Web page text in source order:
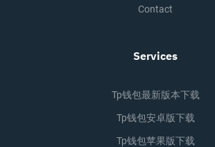
Contact
Services
Tp钱包最新版本下载
Tp钱包安卓版下载
Tp钱包苹果版下载